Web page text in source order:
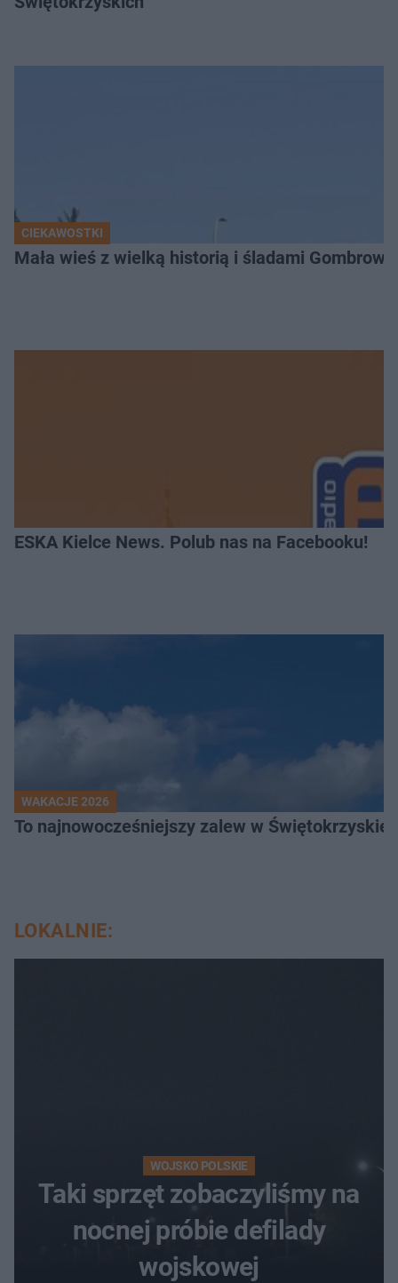
CIEKAWOSTKI
Mała wieś z wielką historią i śladami
ESKA Kielce News. Polub nas na Facebooku!
WAKACJE 2026
To najnowocześniejszy zalew w
LOKALNIE:
WOJSKO POLSKIE
Taki sprzęt zobaczyliśmy na
nocnej próbie defilady
wojskowej